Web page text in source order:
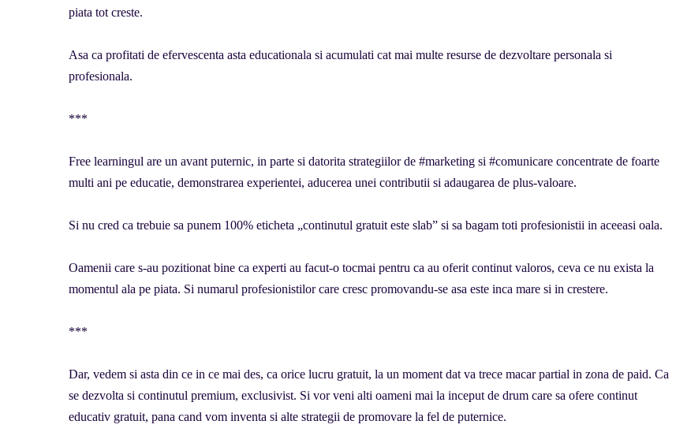
piata tot creste.
Asa ca profitati de efervescenta asta educationala si acumulati cat mai multe resurse de dezvoltare personala si
profesionala.
***
Free learningul are un avant puternic, in parte si datorita strategiilor de #marketing si #comunicare concentrate de foarte
multi ani pe educatie, demonstrarea experientei, aducerea unei contributii si adaugarea de plus-valoare.
Si nu cred ca trebuie sa punem 100% eticheta „continutul gratuit este slab” si sa bagam toti profesionistii in aceeasi oala.
Oamenii care s-au pozitionat bine ca experti au facut-o tocmai pentru ca au oferit continut valoros, ceva ce nu exista la
momentul ala pe piata. Si numarul profesionistilor care cresc promovandu-se asa este inca mare si in crestere.
***
Dar, vedem si asta din ce in ce mai des, ca orice lucru gratuit, la un moment dat va trece macar partial in zona de paid. Ca
se dezvolta si continutul premium, exclusivist. Si vor veni alti oameni mai la inceput de drum care sa ofere continut
educativ gratuit, pana cand vom inventa si alte strategii de promovare la fel de puternice.